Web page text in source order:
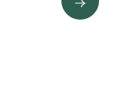
Gått